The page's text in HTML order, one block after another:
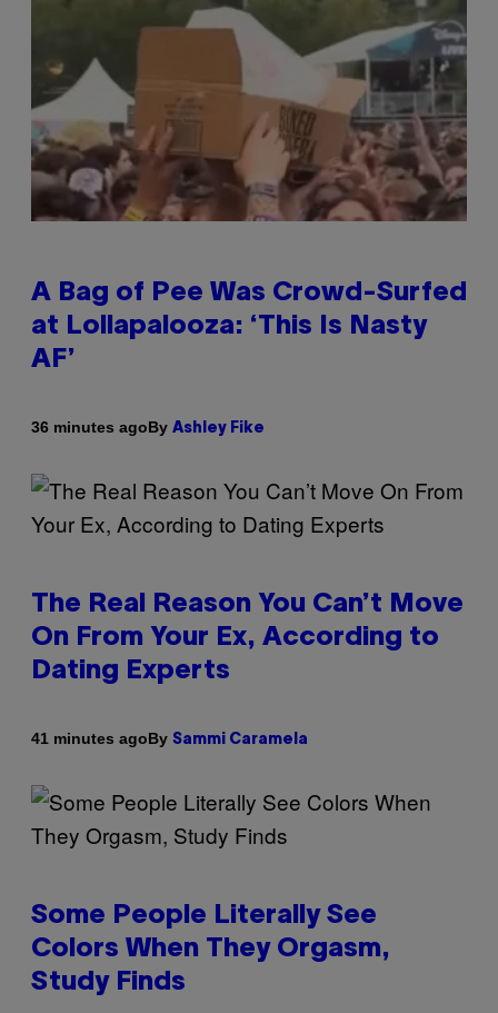
A Bag of Pee Was Crowd-Surfed
at Lollapalooza: ‘This Is Nasty
AF’
36 minutes agoBy Ashley Fike
The Real Reason You Can’t Move
On From Your Ex, According to
Dating Experts
41 minutes agoBy Sammi Caramela
Some People Literally See
Colors When They Orgasm,
Study Finds